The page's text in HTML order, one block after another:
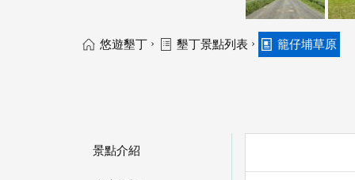
悠遊墾丁 › 墾丁景點列表 › 籠仔埔草原
景點介紹